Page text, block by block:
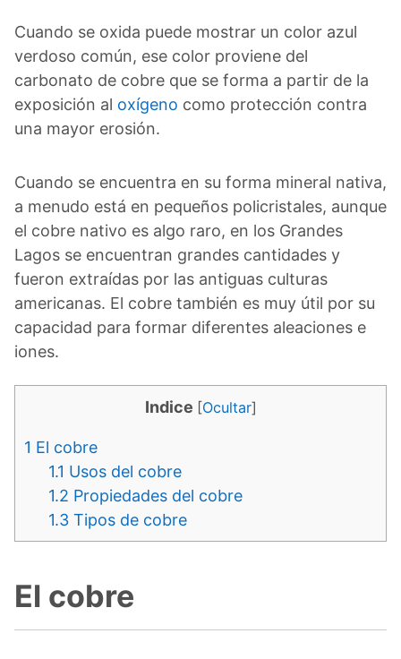
Cuando se oxida puede mostrar un color azul
verdoso común, ese color proviene del
carbonato de cobre que se forma a partir de la
exposición al oxígeno como protección contra
una mayor erosión.
Cuando se encuentra en su forma mineral nativa,
a menudo está en pequeños policristales, aunque
el cobre nativo es algo raro, en los Grandes
Lagos se encuentran grandes cantidades y
fueron extraídas por las antiguas culturas
americanas. El cobre también es muy útil por su
capacidad para formar diferentes aleaciones e
iones.
Indice [Ocultar]
1 El cobre
1.1 Usos del cobre
1.2 Propiedades del cobre
1.3 Tipos de cobre
El cobre